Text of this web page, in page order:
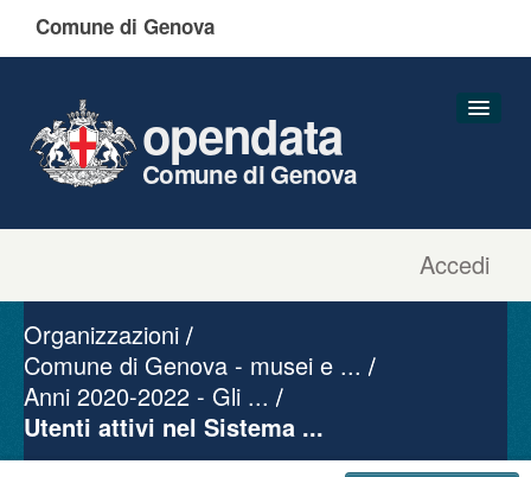
Comune di Genova
Accedi
opendata
Comune di Genova
Gruppi
Informazioni
Organizzazioni
Comune di Genova - musei e ...
Anni 2020-2022 - Gli ...
Utenti attivi nel Sistema ...